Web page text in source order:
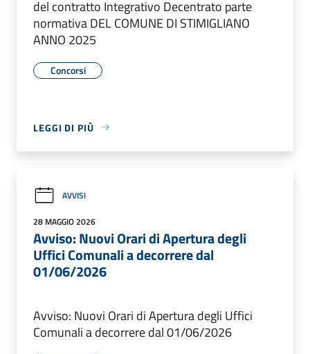
del contratto Integrativo Decentrato parte
normativa DEL COMUNE DI STIMIGLIANO
ANNO 2025
Concorsi
LEGGI DI PIÙ
AVVISI
28 MAGGIO 2026
Avviso: Nuovi Orari di Apertura degli
Uffici Comunali a decorrere dal
01/06/2026
Avviso: Nuovi Orari di Apertura degli Uffici
Comunali a decorrere dal 01/06/2026